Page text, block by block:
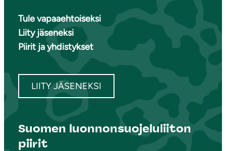
Tule vapaaehtoiseksi
Liity jäseneksi
Piirit ja yhdistykset
LIITY JÄSENEKSI
Suomen luonnonsuojeluliiton
piirit